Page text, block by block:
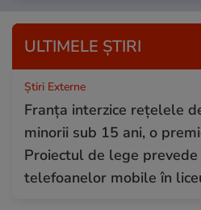
ULTIMELE ȘTIRI
Știri Externe
Franța interzice rețelele
minorii sub 15 ani, o
Proiectul de lege prevede
telefoanelor mobile în